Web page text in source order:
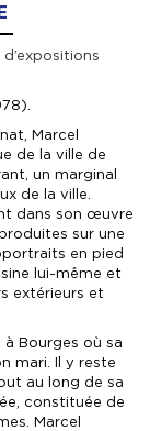
Marcel
de la ville de
un marginal
de la ville.
dans son œuvre
sur une
en pied
lui-même et
extérieurs et
à Bourges où sa
mari. Il y reste
au long de sa
constituée de
Marcel